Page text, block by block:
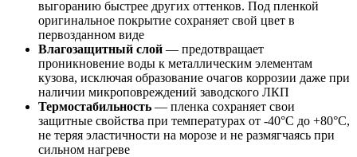
выгоранию быстрее других оттенков. Под пленкой
оригинальное покрытие сохраняет свой цвет в
первозданном виде
Влагозащитный слой — предотвращает
проникновение воды к металлическим элементам
кузова, исключая образование очагов коррозии даже при
наличии микроповреждений заводского ЛКП
Термостабильность — пленка сохраняет свои
защитные свойства при температурах от -40°C до +80°C,
не теряя эластичности на морозе и не размягчаясь при
сильном нагреве